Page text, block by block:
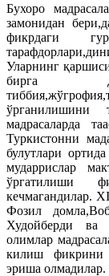
Бухоро
замонидан
фикрдаги
Уларнинг
бирга
ўрганилишини
мадрасаларда
Туркистонни
булутлари
мударрислар
ўргатилиши
кечмагандилар.
Фозил
Худойберди
олимлар
килиш фикрини
эриша олмадилар.